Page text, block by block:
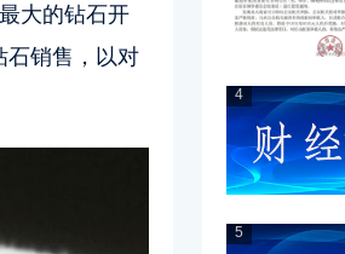
大的钻石开
石销售，以对
4
5